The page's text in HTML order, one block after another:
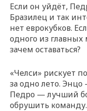
Если он уйдёт,
Бразилец и так
нет еврокубков.
одного из
зачем оставаться?
«Челси» рискует
за одно лето.
Педро — лучший
обрушить команду.